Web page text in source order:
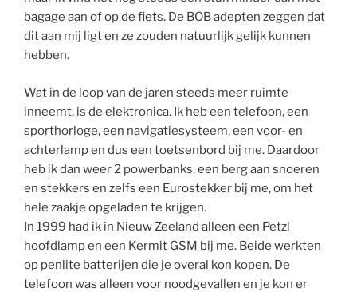
bagage aan of op de fiets. De BOB adepten zeggen dat
dit aan mij ligt en ze zouden natuurlijk gelijk kunnen
hebben.
Wat in de loop van de jaren steeds meer ruimte
inneemt, is de elektronica. Ik heb een telefoon, een
sporthorloge, een navigatiesysteem, een voor- en
achterlamp en dus een toetsenbord bij me. Daardoor
heb ik dan weer 2 powerbanks, een berg aan snoeren
en stekkers en zelfs een Eurostekker bij me, om het
hele zaakje opgeladen te krijgen.
In 1999 had ik in Nieuw Zeeland alleen een Petzl
hoofdlamp en een Kermit GSM bij me. Beide werkten
op penlite batterijen die je overal kon kopen. De
telefoon was alleen voor noodgevallen en je kon er